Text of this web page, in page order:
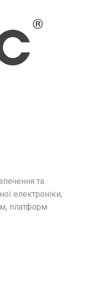
та
електроніки,
платформ